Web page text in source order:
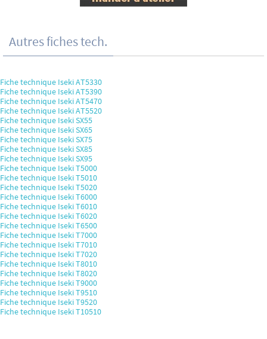
Autres fiches tech.
Fiche technique Iseki AT5330
Fiche technique Iseki AT5390
Fiche technique Iseki AT5470
Fiche technique Iseki AT5520
Fiche technique Iseki SX55
Fiche technique Iseki SX65
Fiche technique Iseki SX75
Fiche technique Iseki SX85
Fiche technique Iseki SX95
Fiche technique Iseki T5000
Fiche technique Iseki T5010
Fiche technique Iseki T5020
Fiche technique Iseki T6000
Fiche technique Iseki T6010
Fiche technique Iseki T6020
Fiche technique Iseki T6500
Fiche technique Iseki T7000
Fiche technique Iseki T7010
Fiche technique Iseki T7020
Fiche technique Iseki T8010
Fiche technique Iseki T8020
Fiche technique Iseki T9000
Fiche technique Iseki T9510
Fiche technique Iseki T9520
Fiche technique Iseki T10510